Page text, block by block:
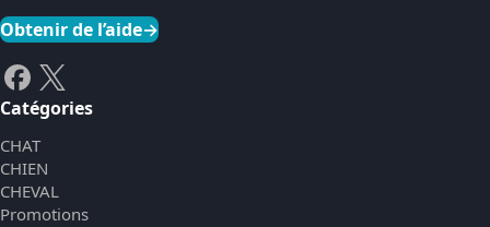
Obtenir de l’aide→
Catégories
CHAT
CHIEN
CHEVAL
Promotions